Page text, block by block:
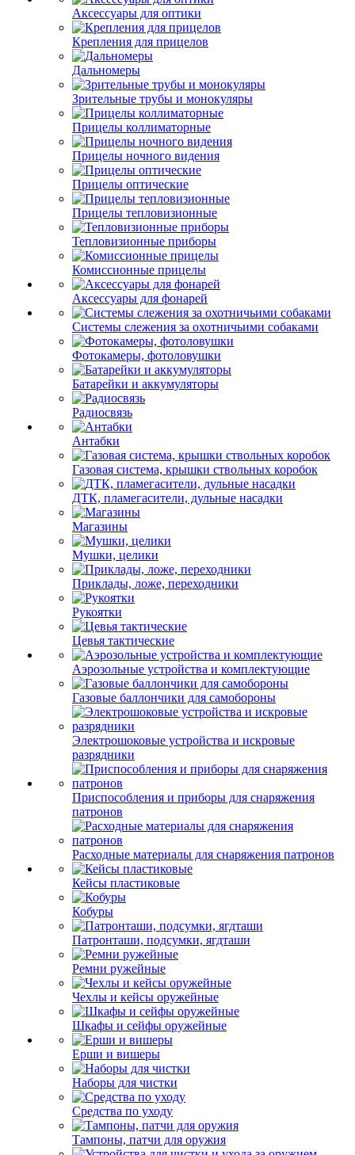
Аксессуары для оптики
Крепления для прицелов
Дальномеры
Зрительные трубы и монокуляры
Прицелы коллиматорные
Прицелы ночного видения
Прицелы оптические
Прицелы тепловизионные
Тепловизионные приборы
Комиссионные прицелы
Аксессуары для фонарей
Системы слежения за охотничьими собаками
Фотокамеры, фотоловушки
Батарейки и аккумуляторы
Радиосвязь
Антабки
Газовая система, крышки ствольных коробок
ДТК, пламегасители, дульные насадки
Магазины
Мушки, целики
Приклады, ложе, переходники
Рукоятки
Цевья тактические
Аэрозольные устройства и комплектующие
Газовые баллончики для самобороны
Электрошоковые устройства и искровые
разрядники
Приспособления и приборы для снаряжения
патронов
Расходные материалы для снаряжения патронов
Кейсы пластиковые
Кобуры
Патронташи, подсумки, ягдташи
Ремни ружейные
Чехлы и кейсы оружейные
Шкафы и сейфы оружейные
Ерши и вишеры
Наборы для чистки
Средства по уходу
Тампоны, патчи для оружия